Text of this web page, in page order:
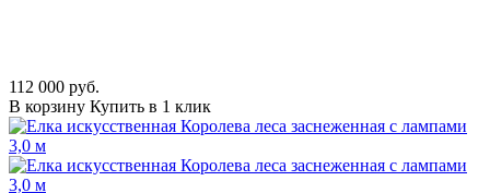
112 000 руб.
В корзину Купить в 1 клик